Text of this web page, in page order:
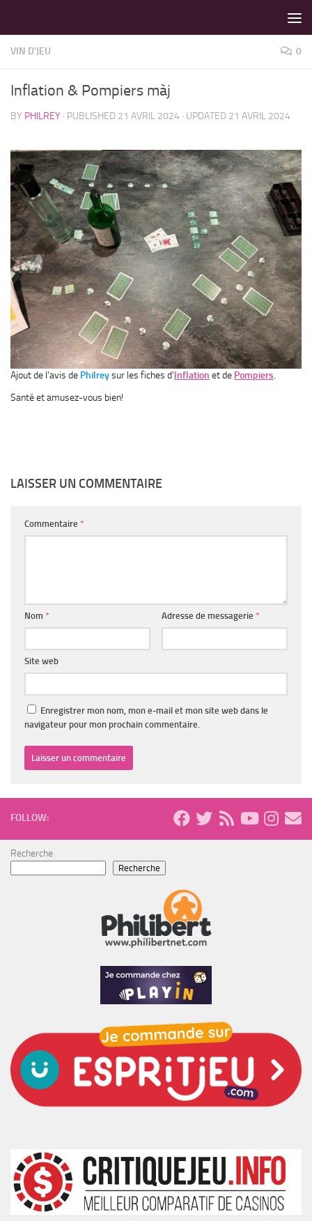
VIN D'JEU 0
Inflation & Pompiers màj
BY PHILREY · PUBLISHED 21 AVRIL 2024 · UPDATED 21 AVRIL 2024
Ajout de l’avis de Philreysur les fiches d’Inflation et de Pompiers.
Santé et amusez-vous bien!
LAISSER UN COMMENTAIRE
Commentaire *
Nom * Adresse de messagerie *
Site web
Enregistrer mon nom, mon e-mail et mon site web dans le
navigateur pour mon prochain commentaire.
FOLLOW:
Recherche
Recherche